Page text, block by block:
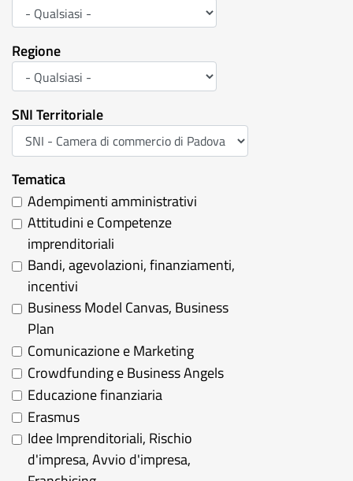
Regione
SNI Territoriale
Tematica
Adempimenti amministrativi
Attitudini e Competenze
imprenditoriali
Bandi, agevolazioni, finanziamenti,
incentivi
Business Model Canvas, Business
Plan
Comunicazione e Marketing
Crowdfunding e Business Angels
Educazione finanziaria
Erasmus
Idee Imprenditoriali, Rischio
d'impresa, Avvio d'impresa,